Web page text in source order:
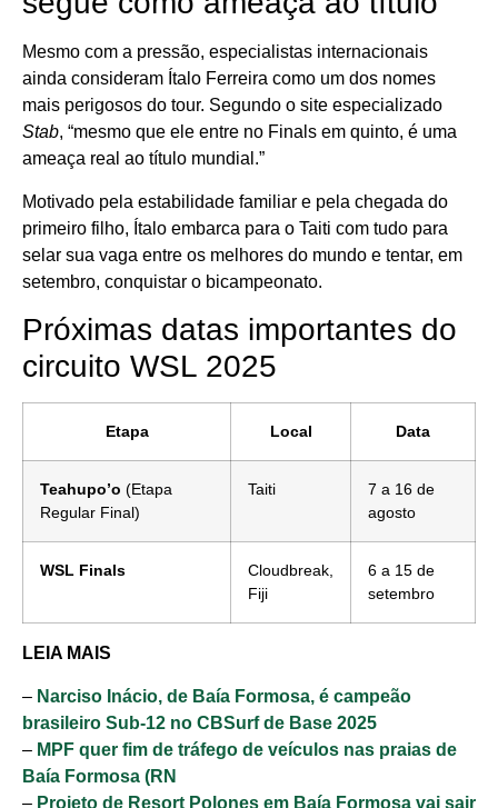
Acontece no
Comércio e
Negócios na
Pipa
Mesmo com a pressão, especialistas internacionais
ainda consideram Ítalo Ferreira como um dos nomes
mais perigosos do tour. Segundo o site especializado
Stab, “mesmo que ele entre no Finals em quinto, é uma
ameaça real ao título mundial.”
Motivado pela estabilidade familiar e pela chegada do
primeiro filho, Ítalo embarca para o Taiti com tudo para
selar sua vaga entre os melhores do mundo e tentar, em
setembro, conquistar o bicampeonato.
Próximas datas importantes do
circuito WSL 2025
Etapa Local Data
Teahupo’o (Etapa
Regular Final)
Taiti
7 a 16 de
agosto
WSL Finals
Cloudbreak,
Fiji
6 a 15 de
setembro
LEIA MAIS
– Narciso Inácio, de Baía Formosa, é campeão
brasileiro Sub-12 no CBSurf de Base 2025
– MPF quer fim de tráfego de veículos nas praias de
Baía Formosa (RN
– Projeto de Resort Polones em Baía Formosa vai sair